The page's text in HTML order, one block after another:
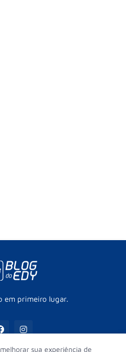
em primeiro lugar.
sua experiência de